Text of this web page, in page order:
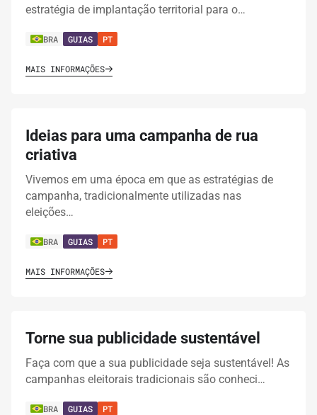
estratégia de implantação territorial para o…
BRA GUIAS PT
MAIS INFORMAÇÕES
Ideias para uma campanha de rua
criativa
Vivemos em uma época em que as estratégias de
campanha, tradicionalmente utilizadas nas
eleições…
BRA GUIAS PT
MAIS INFORMAÇÕES
Torne sua publicidade sustentável
Faça com que a sua publicidade seja sustentável! As
campanhas eleitorais tradicionais são conheci…
BRA GUIAS PT